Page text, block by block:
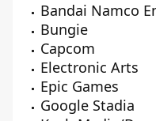
Bandai Namco
Bungie
Capcom
Electronic Arts
Epic Games
Google Stadia